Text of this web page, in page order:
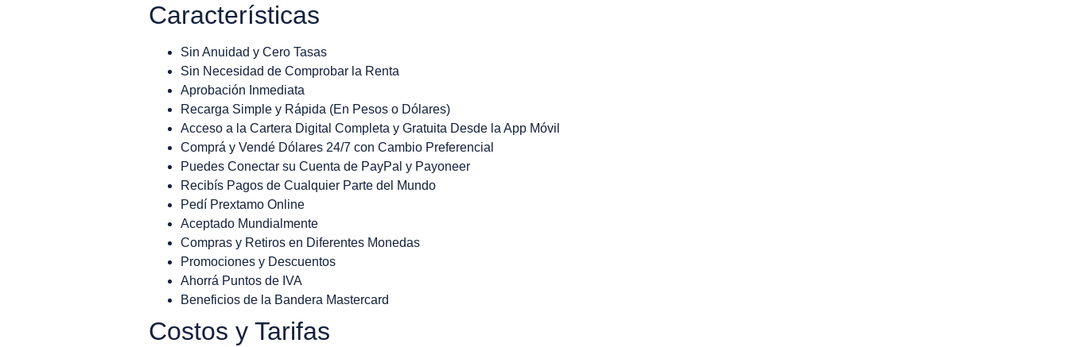
Características
Sin Anuidad y Cero Tasas
Sin Necesidad de Comprobar la Renta
Aprobación Inmediata
Recarga Simple y Rápida (En Pesos o Dólares)
Acceso a la Cartera Digital Completa y Gratuita Desde la App Móvil
Comprá y Vendé Dólares 24/7 con Cambio Preferencial
Puedes Conectar su Cuenta de PayPal y Payoneer
Recibís Pagos de Cualquier Parte del Mundo
Pedí Prextamo Online
Aceptado Mundialmente
Compras y Retiros en Diferentes Monedas
Promociones y Descuentos
Ahorrá Puntos de IVA
Beneficios de la Bandera Mastercard
Costos y Tarifas